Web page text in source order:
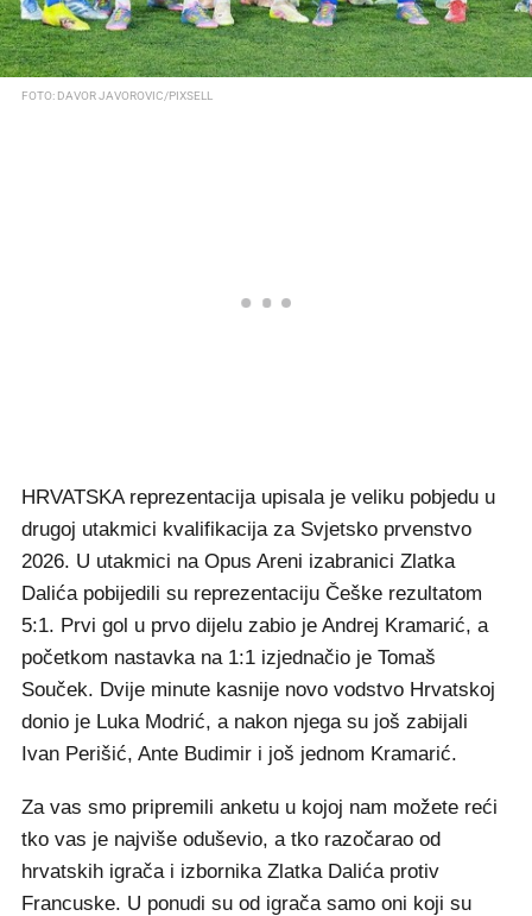
FOTO: DAVOR JAVOROVIC/PIXSELL
HRVATSKA reprezentacija upisala je veliku pobjedu u
drugoj utakmici kvalifikacija za Svjetsko prvenstvo
2026. U utakmici na Opus Areni izabranici Zlatka
Dalića pobijedili su reprezentaciju Češke rezultatom
5:1. Prvi gol u prvo dijelu zabio je Andrej Kramarić, a
početkom nastavka na 1:1 izjednačio je Tomaš
Souček. Dvije minute kasnije novo vodstvo Hrvatskoj
donio je Luka Modrić, a nakon njega su još zabijali
Ivan Perišić, Ante Budimir i još jednom Kramarić.
Za vas smo pripremili anketu u kojoj nam možete reći
tko vas je najviše oduševio, a tko razočarao od
hrvatskih igrača i izbornika Zlatka Dalića protiv
Francuske. U ponudi su od igrača samo oni koji su